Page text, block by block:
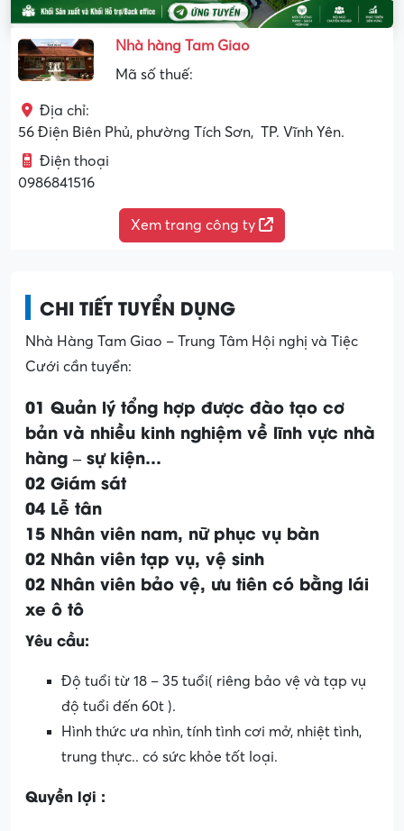
Nhà hàng Tam Giao
Mã số thuế:
Địa chỉ:
56 Điện Biên Phủ, phường Tích Sơn, TP. Vĩnh Yên.
Điện thoại
0986841516
Xem trang công ty
CHI TIẾT TUYỂN DỤNG
Nhà Hàng Tam Giao – Trung Tâm Hội nghị và Tiệc
Cưới cần tuyển:
01 Quản lý tổng hợp được đào tạo cơ
bản và nhiều kinh nghiệm về lĩnh vực nhà
hàng – sự kiện…
02 Giám sát
04 Lễ tân
15 Nhân viên nam, nữ phục vụ bàn
02 Nhân viên tạp vụ, vệ sinh
02 Nhân viên bảo vệ, ưu tiên có bằng lái
xe ô tô
Yêu cầu:
Độ tuổi từ 18 – 35 tuổi( riêng bảo vệ và tạp vụ
độ tuổi đến 60t ).
Hình thức ưa nhìn, tính tình cơi mở, nhiệt tình,
trung thực.. có sức khỏe tốt loại.
Quyền lợi :